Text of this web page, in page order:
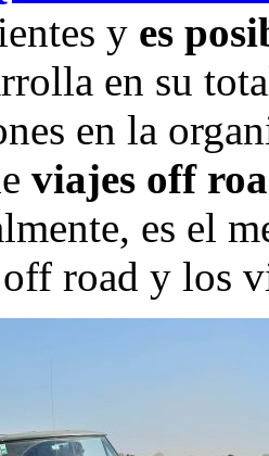
y es
en su
en la
viajes off
es el
road y los